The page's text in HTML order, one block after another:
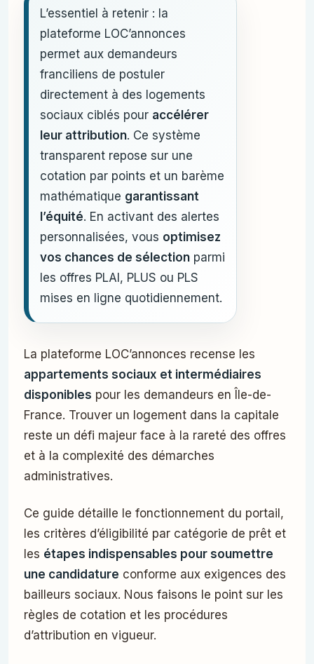
L’essentiel à retenir : la
plateforme LOC’annonces
permet aux demandeurs
franciliens de postuler
directement à des logements
sociaux ciblés pour accélérer
leur attribution. Ce système
transparent repose sur une
cotation par points et un barème
mathématique garantissant
l’équité. En activant des alertes
personnalisées, vous optimisez
vos chances de sélection parmi
les offres PLAI, PLUS ou PLS
mises en ligne quotidiennement.
La plateforme LOC’annonces recense les
appartements sociaux et intermédiaires
disponibles pour les demandeurs en Île-de-
France. Trouver un logement dans la capitale
reste un défi majeur face à la rareté des offres
et à la complexité des démarches
administratives.
Ce guide détaille le fonctionnement du portail,
les critères d’éligibilité par catégorie de prêt et
les étapes indispensables pour soumettre
une candidature conforme aux exigences des
bailleurs sociaux. Nous faisons le point sur les
règles de cotation et les procédures
d’attribution en vigueur.